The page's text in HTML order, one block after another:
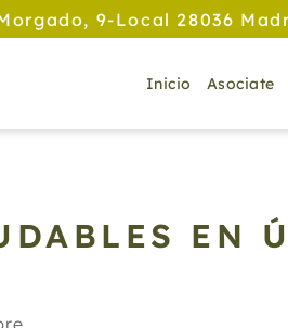
9-Local 28036
Inicio Asociate
EN